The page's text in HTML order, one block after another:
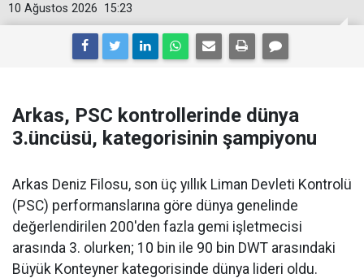
15:23
10 Ağustos 2026
Arkas, PSC kontrollerinde dünya
3.üncüsü, kategorisinin şampiyonu
Arkas Deniz Filosu, son üç yıllık Liman Devleti Kontrolü
(PSC) performanslarına göre dünya genelinde
değerlendirilen 200'den fazla gemi işletmecisi
arasında 3. olurken; 10 bin ile 90 bin DWT arasındaki
Büyük Konteyner kategorisinde dünya lideri oldu.